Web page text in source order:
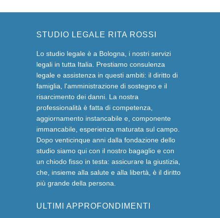
STUDIO LEGALE RITA ROSSI
Lo studio legale è a Bologna, i nostri servizi
legali in tutta Italia. Prestiamo consulenza
legale e assistenza in questi ambiti: il diritto di
famiglia, l'amministrazione di sostegno e il
risarcimento dei danni. La nostra
professionalità è fatta di competenza,
aggiornamento instancabile e, componente
immancabile, esperienza maturata sul campo.
Dopo venticinque anni dalla fondazione dello
studio siamo qui con il nostro bagaglio e con
un chiodo fisso in testa: assicurare la giustizia,
che, insieme alla salute e alla libertà, è il diritto
più grande della persona.
ULTIMI APPROFONDIMENTI